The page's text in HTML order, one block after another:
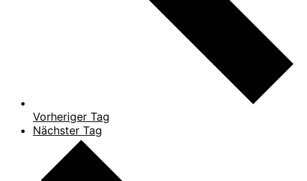
Vorheriger Tag
Nächster Tag